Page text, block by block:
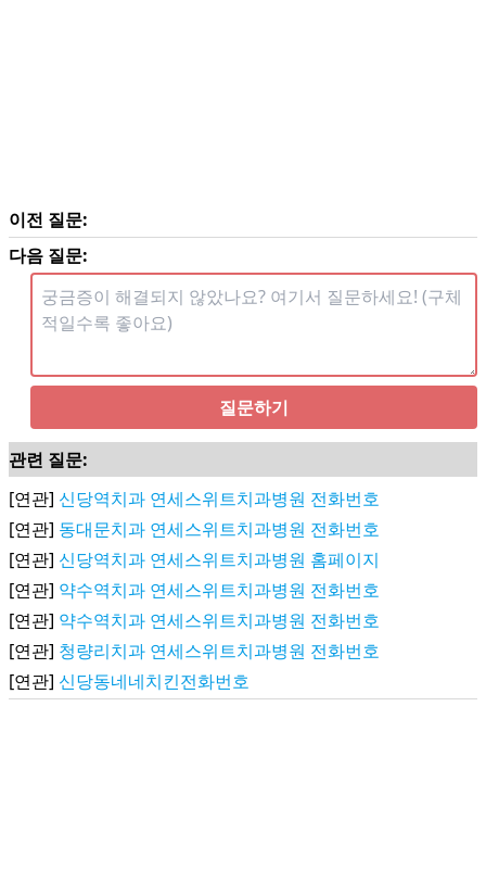
이전 질문:
다음 질문:
질문하기
관련 질문:
[연관] 신당역치과 연세스위트치과병원 전화번호
[연관] 동대문치과 연세스위트치과병원 전화번호
[연관] 신당역치과 연세스위트치과병원 홈페이지
[연관] 약수역치과 연세스위트치과병원 전화번호
[연관] 약수역치과 연세스위트치과병원 전화번호
[연관] 청량리치과 연세스위트치과병원 전화번호
[연관] 신당동네네치킨전화번호